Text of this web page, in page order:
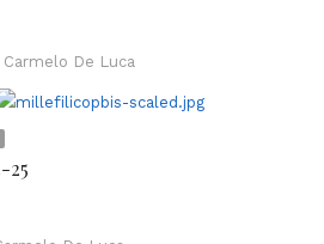
Author
Carmelo De Luca
25